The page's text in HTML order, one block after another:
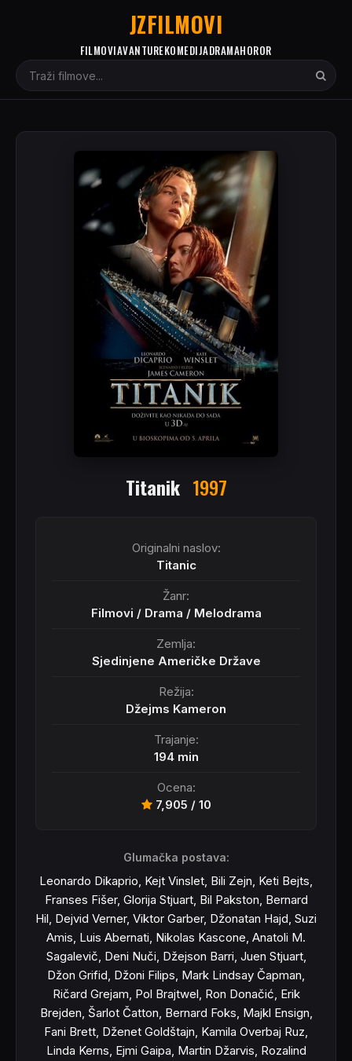
JZFILMOVI
FILMOVIAVANTUREKOMEDIJADRAMAHOROR
Titanik 1997
Originalni naslov:
Titanic
Žanr:
Filmovi / Drama / Melodrama
Zemlja:
Sjedinjene Američke Države
Režija:
Džejms Kameron
Trajanje:
194 min
Ocena:
7,905 / 10
Glumačka postava:
Leonardo Dikaprio, Kejt Vinslet, Bili Zejn, Keti Bejts,
Franses Fišer, Glorija Stjuart, Bil Pakston, Bernard
Hil, Dejvid Verner, Viktor Garber, Džonatan Hajd, Suzi
Amis, Luis Abernati, Nikolas Kascone, Anatoli M.
Sagalevič, Deni Nuči, Džejson Barri, Juen Stjuart,
Džon Grifid, Džoni Filips, Mark Lindsay Čapman,
Ričard Grejam, Pol Brajtwel, Ron Donačić, Erik
Brejden, Šarlot Čatton, Bernard Foks, Majkl Ensign,
Fani Brett, Dženet Goldštajn, Kamila Overbaj Ruz,
Linda Kerns, Ejmi Gaipa, Martin Džarvis, Rozalind